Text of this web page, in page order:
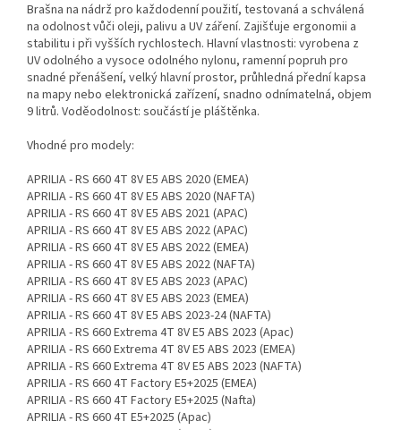
Brašna na nádrž pro každodenní použití, testovaná a schválená
na odolnost vůči oleji, palivu a UV záření. Zajišťuje ergonomii a
stabilitu i při vyšších rychlostech. Hlavní vlastnosti: vyrobena z
UV odolného a vysoce odolného nylonu, ramenní popruh pro
snadné přenášení, velký hlavní prostor, průhledná přední kapsa
na mapy nebo elektronická zařízení, snadno odnímatelná, objem
9 litrů. Voděodolnost: součástí je pláštěnka.
Vhodné pro modely:
APRILIA - RS 660 4T 8V E5 ABS 2020 (EMEA)
APRILIA - RS 660 4T 8V E5 ABS 2020 (NAFTA)
APRILIA - RS 660 4T 8V E5 ABS 2021 (APAC)
APRILIA - RS 660 4T 8V E5 ABS 2022 (APAC)
APRILIA - RS 660 4T 8V E5 ABS 2022 (EMEA)
APRILIA - RS 660 4T 8V E5 ABS 2022 (NAFTA)
APRILIA - RS 660 4T 8V E5 ABS 2023 (APAC)
APRILIA - RS 660 4T 8V E5 ABS 2023 (EMEA)
APRILIA - RS 660 4T 8V E5 ABS 2023-24 (NAFTA)
APRILIA - RS 660 Extrema 4T 8V E5 ABS 2023 (Apac)
APRILIA - RS 660 Extrema 4T 8V E5 ABS 2023 (EMEA)
APRILIA - RS 660 Extrema 4T 8V E5 ABS 2023 (NAFTA)
APRILIA - RS 660 4T Factory E5+2025 (EMEA)
APRILIA - RS 660 4T Factory E5+2025 (Nafta)
APRILIA - RS 660 4T E5+2025 (Apac)